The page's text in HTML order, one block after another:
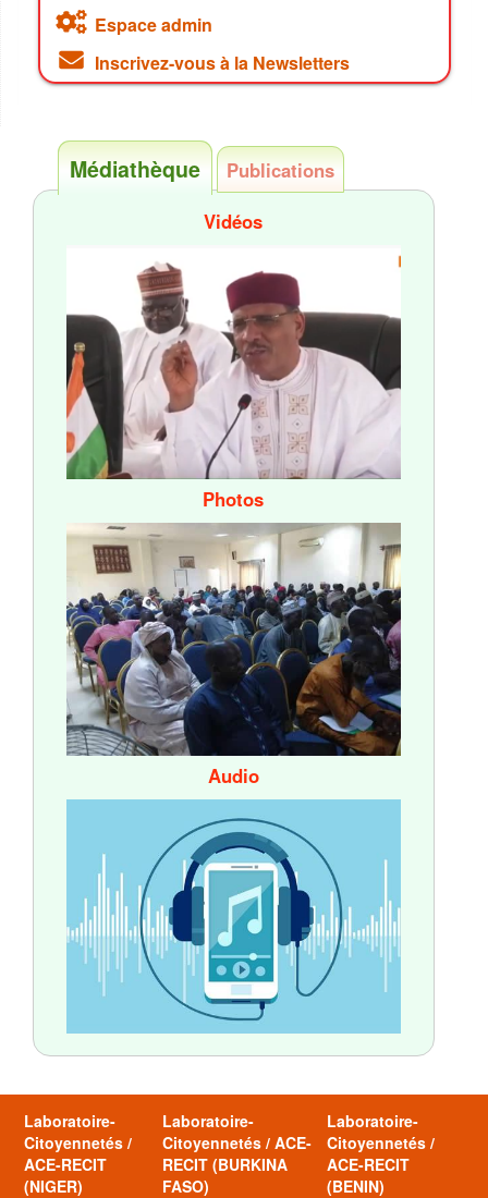
Espace admin
Inscrivez-vous à la Newsletters
Médiathèque
Publications
Vidéos
Photos
Audio
Laboratoire-
Citoyennetés /
ACE-RECIT
(NIGER)
Laboratoire-
Citoyennetés / ACE-
RECIT (BURKINA
FASO)
Laboratoire-
Citoyennetés /
ACE-RECIT
(BENIN)